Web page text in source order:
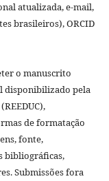
atualizada, e-mail,
brasileiros), ORCID
o manuscrito
disponibilizado pela
de formatação
fonte,
bibliográficas,
Submissões fora